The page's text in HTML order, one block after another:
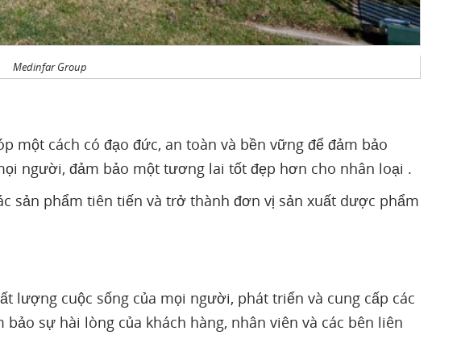
Medinfar Group
một cách có đạo đức, an toàn và bền vững để đảm bảo
người, đảm bảo một tương lai tốt đẹp hơn cho nhân loại .
sản phẩm tiên tiến và trở thành đơn vị sản xuất dược phẩm
lượng cuộc sống của mọi người, phát triển và cung cấp các
sự hài lòng của khách hàng, nhân viên và các bên liên